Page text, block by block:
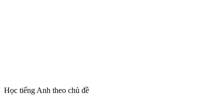
Học tiếng Anh theo chủ đề